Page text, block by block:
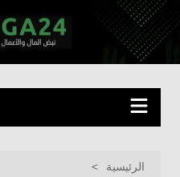
التجاوز
إلى
المحتوى
نبض المال والأعمال العراقية
الرئيسية